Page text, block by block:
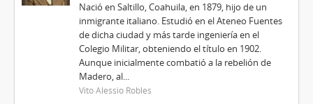
Nació en Saltillo, Coahuila, en 1879, hijo de un
inmigrante italiano. Estudió en el Ateneo Fuentes
de dicha ciudad y más tarde ingeniería en el
Colegio Militar, obteniendo el título en 1902.
Aunque inicialmente combatió a la rebelión de
Madero, al...
Vito Alessio Robles